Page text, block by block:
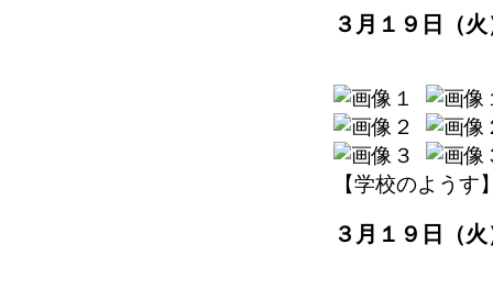
３月１９日（
【学校のようす
３月１９日（